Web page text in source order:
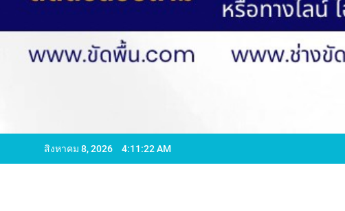
สิงหาคม 8, 2026 4:11:23 AM